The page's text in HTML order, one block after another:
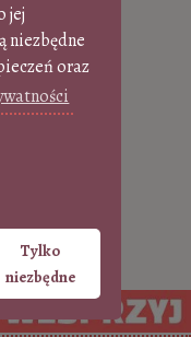
jej
niezbędne
oraz
Tylko
niezbędne